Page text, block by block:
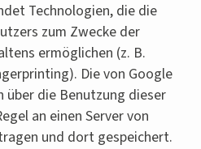
Technologien, die die
zum Zwecke der
ermöglichen (z. B.
Die von Google
die Benutzung dieser
an einen Server von
und dort gespeichert.